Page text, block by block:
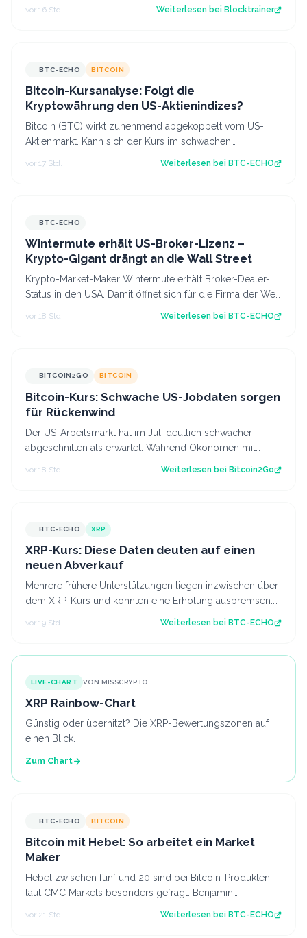
vor 16 Std. Weiterlesen bei Blocktrainer
BTC-ECHO BITCOIN
Bitcoin-Kursanalyse: Folgt die
Kryptowährung den US-Aktienindizes?
Bitcoin (BTC) wirkt zunehmend abgekoppelt vom US-
Aktienmarkt. Kann sich der Kurs im schwachen
vor 17 Std. Weiterlesen bei BTC-ECHO
BTC-ECHO
Wintermute erhält US-Broker-Lizenz –
Krypto-Gigant drängt an die Wall Street
Krypto-Market-Maker Wintermute erhält Broker-Dealer-
Status in den USA. Damit öffnet sich für die Firma der Weg
vor 18 Std. Weiterlesen bei BTC-ECHO
BITCOIN2GO BITCOIN
Bitcoin-Kurs: Schwache US-Jobdaten sorgen
für Rückenwind
Der US-Arbeitsmarkt hat im Juli deutlich schwächer
abgeschnitten als erwartet. Während Ökonomen mit
vor 18 Std. Weiterlesen bei Bitcoin2Go
BTC-ECHO XRP
XRP-Kurs: Diese Daten deuten auf einen
neuen Abverkauf
Mehrere frühere Unterstützungen liegen inzwischen über
dem XRP-Kurs und könnten eine Erholung ausbremsen.
vor 19 Std. Weiterlesen bei BTC-ECHO
LIVE-CHART VON MISSCRYPTO
XRP Rainbow-Chart
Günstig oder überhitzt? Die XRP-Bewertungszonen auf
einen Blick.
Zum Chart
BTC-ECHO BITCOIN
Bitcoin mit Hebel: So arbeitet ein Market
Maker
Hebel zwischen fünf und 20 sind bei Bitcoin-Produkten
laut CMC Markets besonders gefragt. Benjamin
vor 21 Std. Weiterlesen bei BTC-ECHO